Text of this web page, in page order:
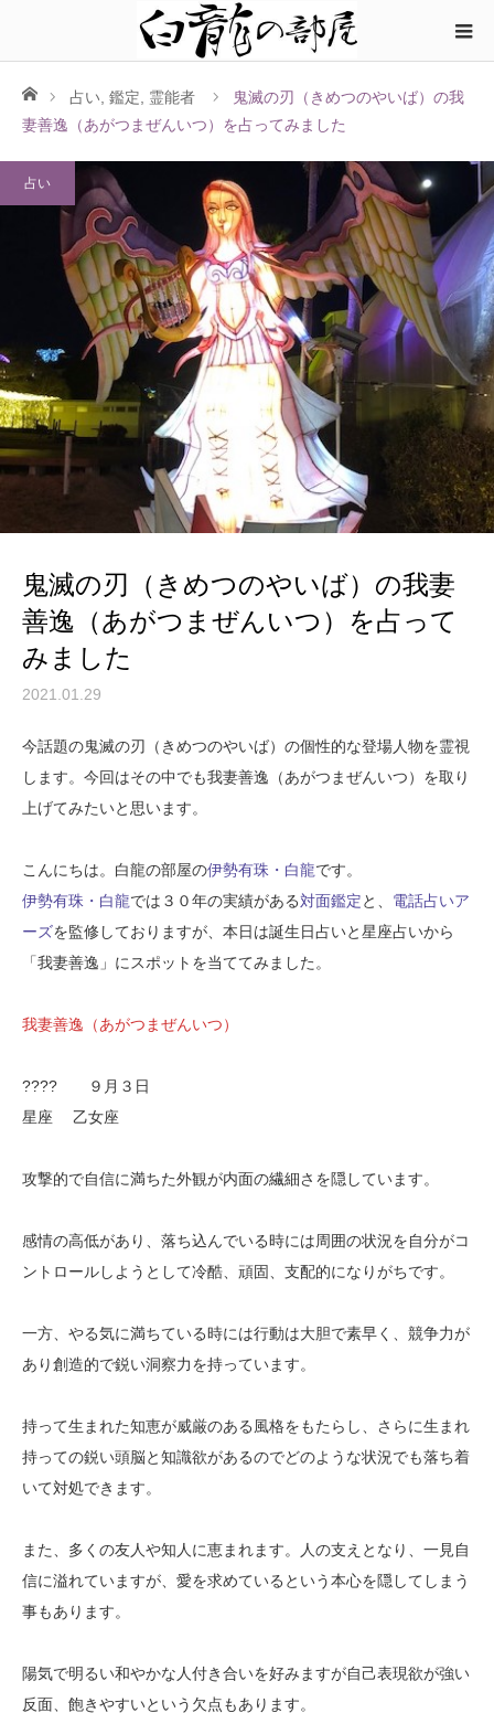
ホーム占い 鑑定 霊能者
鬼滅の刃（きめつのやいば）の我
妻善逸（あがつまぜんいつ）を占ってみました
占い
鬼滅の刃（きめつのやいば）の我妻
善逸（あがつまぜんいつ）を占って
みました
2021.01.29
今話題の鬼滅の刃（きめつのやいば）の個性的な登場人物を霊視
します。今回はその中でも我妻善逸（あがつまぜんいつ）を取り
上げてみたいと思います。
こんにちは。白龍の部屋の伊勢有珠・白龍です。
伊勢有珠・白龍では３０年の実績がある対面鑑定と、 電話占いア
ーズを監修しておりますが、本日は誕生日占いと星座占いから
「我妻善逸」にスポットを当ててみました。
我妻善逸（あがつまぜんいつ）
???? ９月３日
星座 乙女座
攻撃的で自信に満ちた外観が内面の繊細さを隠しています。
感情の高低があり、落ち込んでいる時には周囲の状況を自分がコ
ントロールしようとして冷酷、頑固、支配的になりがちです。
一方、やる気に満ちている時には行動は大胆で素早く、競争力が
あり創造的で鋭い洞察力を持っています。
持って生まれた知恵が威厳のある風格をもたらし、さらに生まれ
持っての鋭い頭脳と知識欲があるのでどのような状況でも落ち着
いて対処できます。
また、多くの友人や知人に恵まれます。人の支えとなり、一見自
信に溢れていますが、愛を求めているという本心を隠してしまう
事もあります。
陽気で明るい和やかな人付き合いを好みますが自己表現欲が強い
反面、飽きやすいという欠点もあります。